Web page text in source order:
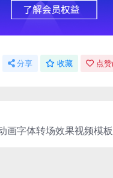
分享 收藏 点赞
画字体转场效果视频模板